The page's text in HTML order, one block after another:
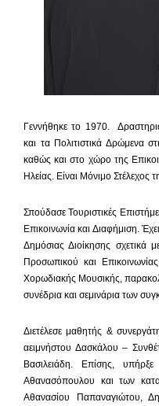
Γεννήθηκε το 1970.
και τα Πολιτιστικά Δρώμενα
καθώς και στο χώρο της
Ηλείας. Είναι Μόνιμο Στέλεχος
Σπούδασε Τουριστικές
Επικοινωνία και Διαφήμιση.
Δημόσιας Διοίκησης σχετικά
Προσωπικού και
Χορωδιακής Μουσικής,
συνέδρια και σεμινάρια των
Διετέλεσε μαθητής &
αειμνήστου Δασκάλου –
Βασιλειάδη. Επίσης,
Αθανασόπουλου και των
Αθανασίου Παπαναγιώτου,